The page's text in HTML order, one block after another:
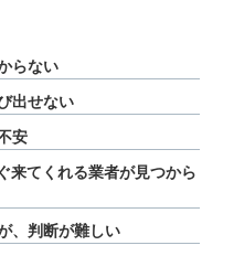
らない
出せない
安
来てくれる業者が見つから
、判断が難しい